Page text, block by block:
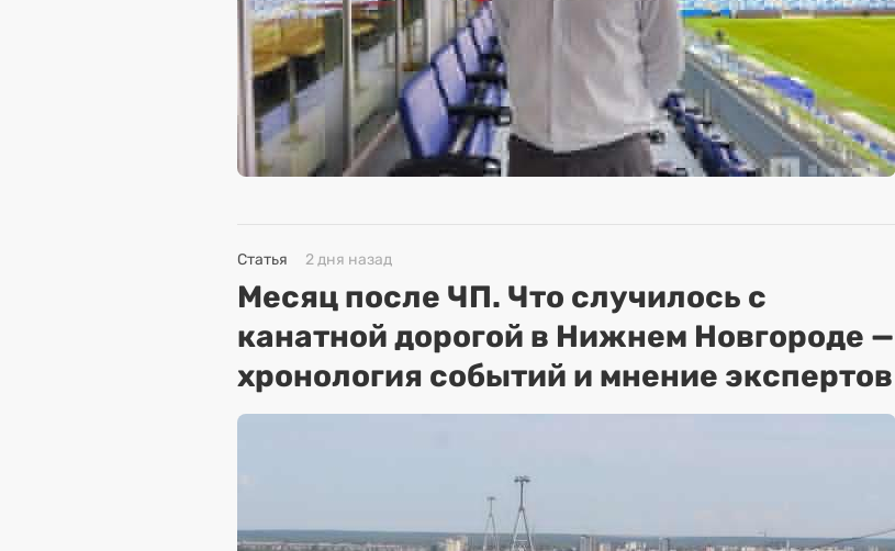
Статья 2 дня назад
Месяц после ЧП. Что случилось с
канатной дорогой в Нижнем Новгороде —
хронология событий и мнение экспертов